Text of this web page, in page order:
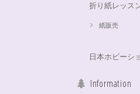
折り紙レッス
紙販売
日本ホビーシ
Information